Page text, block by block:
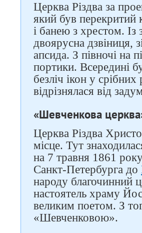
Церква Різдва за
який був
і банею з хрестом. Із
двоярусна дзвіниця,
апсида. З півночі на
портики. Всередині
безліч ікон у
відрізнялася від
«Шевченкова
Церква Різдва
місце. Тут
на 7 травня 1861
Санкт-Петербурга до
народу благочинний
настоятель храму
великим поетом. З
«Шевченковою».
Слідкуйте за